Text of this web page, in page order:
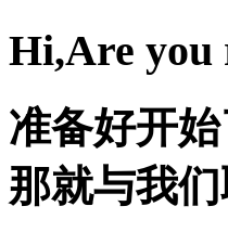
Hi,Are you
准备好开
那就与我